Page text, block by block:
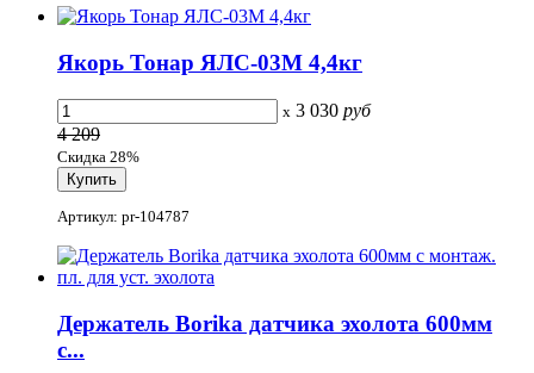
Якорь Тонар ЯЛС-03М 4,4кг
x 3 030 руб
4 209
Скидка 28%
Артикул: pr-104787
Держатель Borika датчика эхолота 600мм
с...